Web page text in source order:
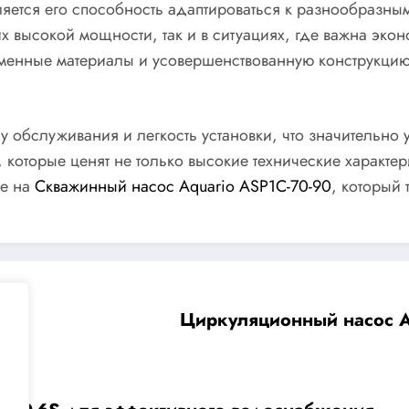
его способность адаптироваться к
мощности, так и в ситуациях, где важна
материалы и усовершенствованную
и легкость установки, что значительно
ценят не только высокие технические
на Скважинный насос Aquario ASP1C-70-90, который
Циркуляционный насос